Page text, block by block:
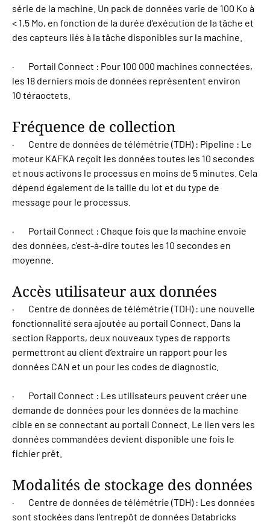
série de la machine. Un pack de données varie de 100 Ko à
< 1,5 Mo, en fonction de la durée d'exécution de la tâche et
des capteurs liés à la tâche disponibles sur la machine.
· Portail Connect : Pour 100 000 machines connectées,
les 18 derniers mois de données représentent environ
10 téraoctets.
Fréquence de collection
· Centre de données de télémétrie (TDH) : Pipeline : Le
moteur KAFKA reçoit les données toutes les 10 secondes
et nous activons le processus en moins de 5 minutes. Cela
dépend également de la taille du lot et du type de
message pour le processus.
· Portail Connect : Chaque fois que la machine envoie
des données, c'est-à-dire toutes les 10 secondes en
moyenne.
Accès utilisateur aux données
· Centre de données de télémétrie (TDH) : une nouvelle
fonctionnalité sera ajoutée au portail Connect. Dans la
section Rapports, deux nouveaux types de rapports
permettront au client d’extraire un rapport pour les
données CAN et un pour les codes de diagnostic.
· Portail Connect : Les utilisateurs peuvent créer une
demande de données pour les données de la machine
cible en se connectant au portail Connect. Le lien vers les
données commandées devient disponible une fois le
fichier prêt.
Modalités de stockage des données
· Centre de données de télémétrie (TDH) : Les données
sont stockées dans l'entrepôt de données Databricks